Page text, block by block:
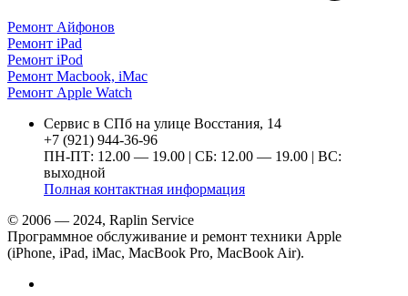
Ремонт Айфонов
Ремонт iPad
Ремонт iPod
Ремонт Macbook, iMac
Ремонт Apple Watch
Сервис в СПб на улице Восстания, 14
+7 (921) 944-36-96
ПН-ПТ: 12.00 — 19.00 | СБ: 12.00 — 19.00 | ВС:
выходной
Полная контактная информация
© 2006 — 2024, Raplin Service
Программное обслуживание и ремонт техники Apple
(iPhone, iPad, iMac, MacBook Pro, MacBook Air).